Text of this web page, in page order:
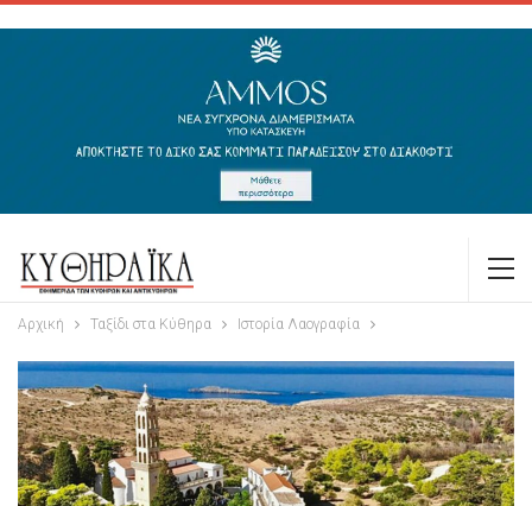
Αρχική Ταξίδι στα Κύθηρα Ιστορία Λαογραφία